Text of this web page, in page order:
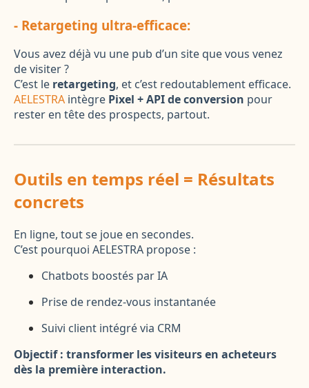
- Retargeting ultra-efficace:
Vous avez déjà vu une pub d’un site que vous venez
de visiter ?
C’est le retargeting, et c’est redoutablement efficace.
AELESTRA intègre Pixel + API de conversion pour
rester en tête des prospects, partout.
Outils en temps réel = Résultats
concrets
En ligne, tout se joue en secondes.
C’est pourquoi AELESTRA propose :
Chatbots boostés par IA
Prise de rendez-vous instantanée
Suivi client intégré via CRM
Objectif : transformer les visiteurs en acheteurs
dès la première interaction.